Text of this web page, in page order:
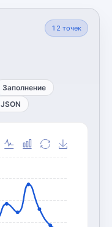
12 точек
Заполнение
JSON